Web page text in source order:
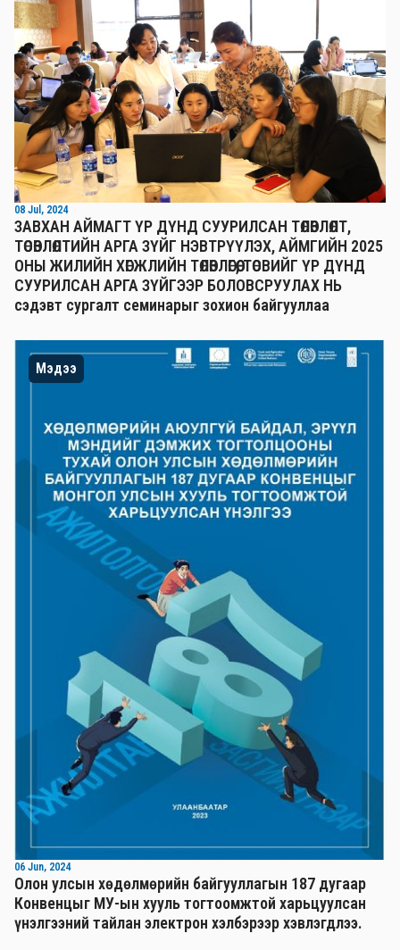
08 Jul, 2024
ЗАВХАН АЙМАГТ ҮР ДҮНД СУУРИЛСАН ТӨЛӨВЛӨЛТ,
ТӨСӨВЛӨЛТИЙН АРГА ЗҮЙГ НЭВТРҮҮЛЭХ, АЙМГИЙН 2025
ОНЫ ЖИЛИЙН ХӨГЖЛИЙН ТӨЛӨВЛӨГӨӨ, ТӨСВИЙГ ҮР ДҮНД
СУУРИЛСАН АРГА ЗҮЙГЭЭР БОЛОВСРУУЛАХ НЬ
сэдэвт сургалт семинарыг зохион байгууллаа
Мэдээ
06 Jun, 2024
Олон улсын хөдөлмөрийн байгууллагын 187 дугаар
Конвенцыг МУ-ын хууль тогтоомжтой харьцуулсан
үнэлгээний тайлан электрон хэлбэрээр хэвлэгдлээ.